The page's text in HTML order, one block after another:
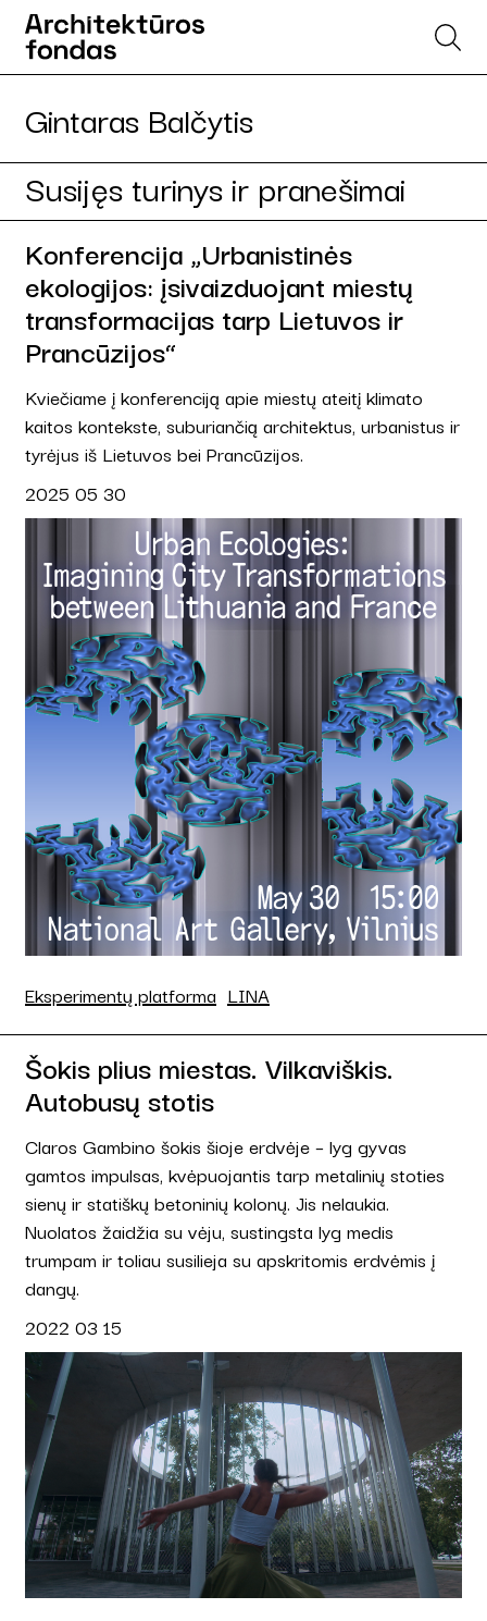
Gintaras Balčytis
Susijęs turinys ir pranešimai
Konferencija „Urbanistinės
ekologijos: įsivaizduojant miestų
transformacijas tarp Lietuvos ir
Prancūzijos“
Kviečiame į konferenciją apie miestų ateitį klimato
kaitos kontekste, suburiančią architektus, urbanistus ir
tyrėjus iš Lietuvos bei Prancūzijos.
2025 05 30
Eksperimentų platforma LINA
Šokis plius miestas. Vilkaviškis.
Autobusų stotis
Claros Gambino šokis šioje erdvėje – lyg gyvas
gamtos impulsas, kvėpuojantis tarp metalinių stoties
sienų ir statiškų betoninių kolonų. Jis nelaukia.
Nuolatos žaidžia su vėju, sustingsta lyg medis
trumpam ir toliau susilieja su apskritomis erdvėmis į
dangų.
2022 03 15